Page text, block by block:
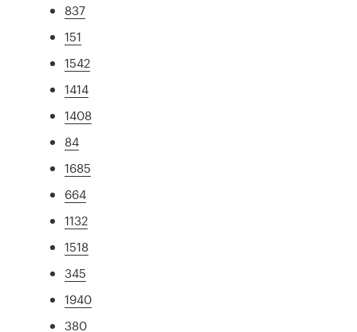
837
151
1542
1414
1408
84
1685
664
1132
1518
345
1940
380